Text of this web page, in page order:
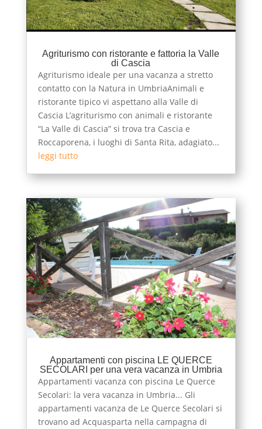
Agriturismo con ristorante e fattoria la Valle
di Cascia
Agriturismo ideale per una vacanza a stretto
contatto con la Natura in UmbriaAnimali e
ristorante tipico vi aspettano alla Valle di
Cascia L’agriturismo con animali e ristorante
“La Valle di Cascia” si trova tra Cascia e
Roccaporena, i luoghi di Santa Rita, adagiato...
leggi tutto
Appartamenti con piscina LE QUERCE
SECOLARI per una vera vacanza in Umbria
Appartamenti vacanza con piscina Le Querce
Secolari: la vera vacanza in Umbria... Gli
appartamenti vacanza de Le Querce Secolari si
trovano ad Acquasparta nella campagna di